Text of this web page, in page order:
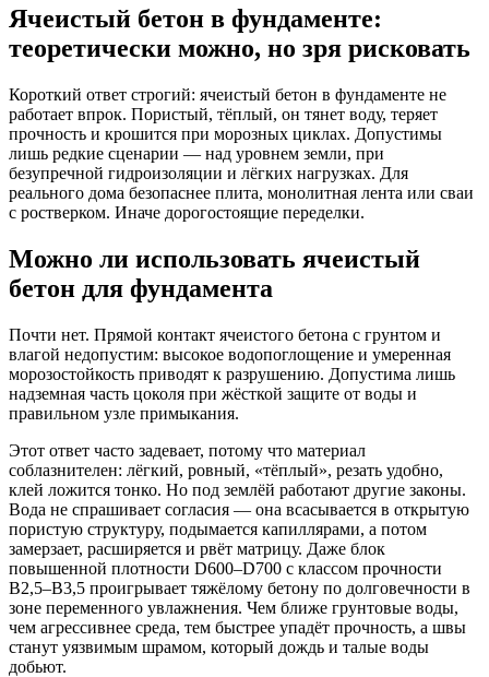
Ячеистый бетон в фундаменте:
теоретически можно, но зря рисковать
Короткий ответ строгий: ячеистый бетон в фундаменте не
работает впрок. Пористый, тёплый, он тянет воду, теряет
прочность и крошится при морозных циклах. Допустимы
лишь редкие сценарии — над уровнем земли, при
безупречной гидроизоляции и лёгких нагрузках. Для
реального дома безопаснее плита, монолитная лента или сваи
с ростверком. Иначе дорогостоящие переделки.
Можно ли использовать ячеистый
бетон для фундамента
Почти нет. Прямой контакт ячеистого бетона с грунтом и
влагой недопустим: высокое водопоглощение и умеренная
морозостойкость приводят к разрушению. Допустима лишь
надземная часть цоколя при жёсткой защите от воды и
правильном узле примыкания.
Этот ответ часто задевает, потому что материал
соблазнителен: лёгкий, ровный, «тёплый», резать удобно,
клей ложится тонко. Но под землёй работают другие законы.
Вода не спрашивает согласия — она всасывается в открытую
пористую структуру, подымается капиллярами, а потом
замерзает, расширяется и рвёт матрицу. Даже блок
повышенной плотности D600–D700 с классом прочности
B2,5–B3,5 проигрывает тяжёлому бетону по долговечности в
зоне переменного увлажнения. Чем ближе грунтовые воды,
чем агрессивнее среда, тем быстрее упадёт прочность, а швы
станут уязвимым шрамом, который дождь и талые воды
добьют.